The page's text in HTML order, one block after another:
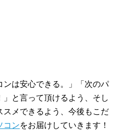
ンは安心できる。」「次のパ
と言って頂けるよう、そし
メできるよう、今後もこだ
コンをお届けしていきます！